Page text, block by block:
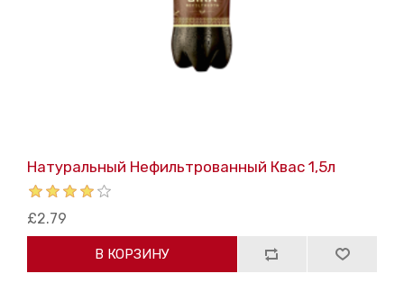
Натуральный Нефильтрованный Квас 1,5л
£2.79
В КОРЗИНУ